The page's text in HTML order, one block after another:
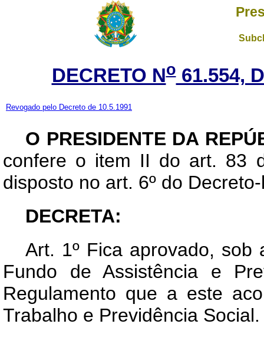
DECRETO No61.554,
Revogado pelo Decreto de 10.5.1991
O PRESIDENTE DA
confere o item II do art. 83
disposto no art. 6º do
DECRETA:
Art. 1º Fica aprovado, sob
Fundo de Assistência e
Regulamento que a este
Trabalho e Previdência Social.